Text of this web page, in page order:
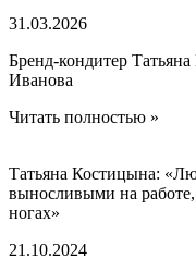
31.03.2026
Бренд-кондитер
Иванова
Читать полностью »
Татьяна Костицына:
выносливыми на
ногах»
21.10.2024